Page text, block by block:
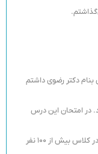
بنام دکتر رضوی داشتم
در امتحان این درس
موفق شدم نمره 18 بگیرم؛ آن هم در شرایطی که در کلاس بیش از 100 نفر